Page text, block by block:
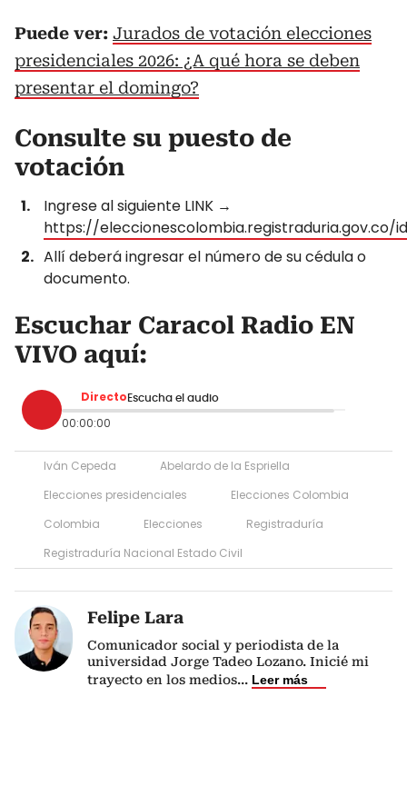
Puede ver: Jurados de votación elecciones
presidenciales 2026: ¿A qué hora se deben
presentar el domingo?
Consulte su puesto de
votación
Ingrese al siguiente LINK →
https://eleccionescolombia.registraduria.gov.co/
Allí deberá ingresar el número de su cédula o
documento.
Escuchar Caracol Radio EN
VIVO aquí:
Directo Escucha el audio
00:00:00
Iván Cepeda
Abelardo de la Espriella
Elecciones presidenciales
Elecciones Colombia
Colombia
Elecciones
Registraduría
Registraduría Nacional Estado Civil
Felipe Lara
Comunicador social y periodista de la
universidad Jorge Tadeo Lozano. Inicié mi
trayecto en los medios... Leer más